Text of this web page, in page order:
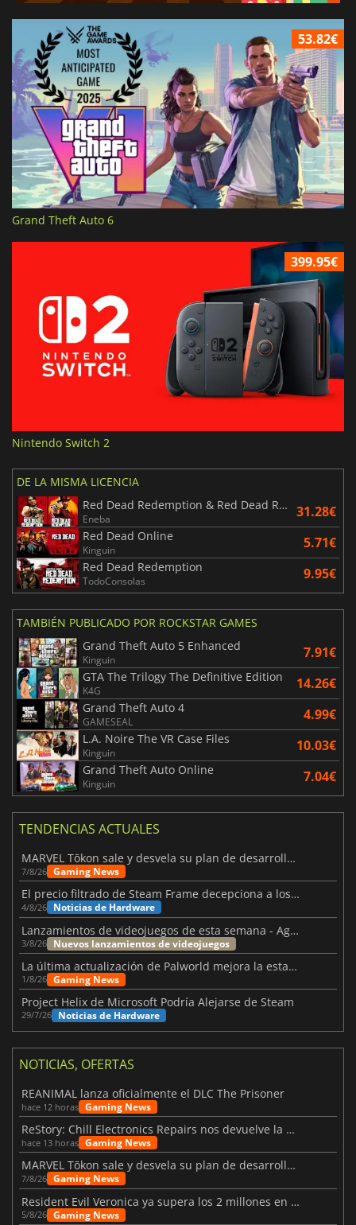
53.82€
Grand Theft Auto 6
399.95€
Nintendo Switch 2
DE LA MISMA LICENCIA
Red Dead Redemption & Red Dead Redemption 2 Bundle
Eneba 31.28€
Red Dead Online
Kinguin 5.71€
Red Dead Redemption
TodoConsolas 9.95€
TAMBIÉN PUBLICADO POR ROCKSTAR GAMES
Grand Theft Auto 5 Enhanced
Kinguin 7.91€
GTA The Trilogy The Definitive Edition
K4G 14.26€
Grand Theft Auto 4
GAMESEAL 4.99€
L.A. Noire The VR Case Files
Kinguin 10.03€
Grand Theft Auto Online
Kinguin 7.04€
TENDENCIAS ACTUALES
MARVEL Tōkon sale y desvela su plan de desarrollo para el primer año
7/8/26 Gaming News
El precio filtrado de Steam Frame decepciona a los usuarios
4/8/26 Noticias de Hardware
Lanzamientos de videojuegos de esta semana - Agosto de 2026 (semana 32)
3/8/26 Nuevos lanzamientos de videojuegos
La última actualización de Palworld mejora la estabilidad
1/8/26 Gaming News
Project Helix de Microsoft Podría Alejarse de Steam
29/7/26 Noticias de Hardware
NOTICIAS, OFERTAS
REANIMAL lanza oficialmente el DLC The Prisoner
hace 12 horas Gaming News
ReStory: Chill Electronics Repairs nos devuelve la nostalgia de los 2000
hace 13 horas Gaming News
MARVEL Tōkon sale y desvela su plan de desarrollo para el primer año
7/8/26 Gaming News
Resident Evil Veronica ya supera los 2 millones en listas de deseados
5/8/26 Gaming News